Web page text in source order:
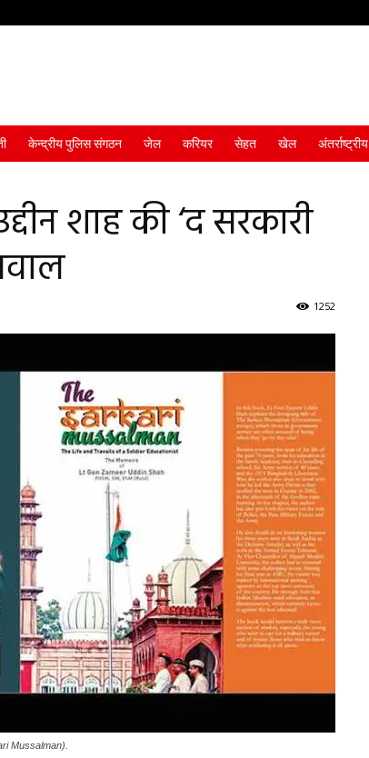
केन्द्रीय पुलिस संगठन जेल करियर सेहत खेल अंतर्राष्ट्रीय
शाह की ‘द सरकारी
1252
Mussalman).